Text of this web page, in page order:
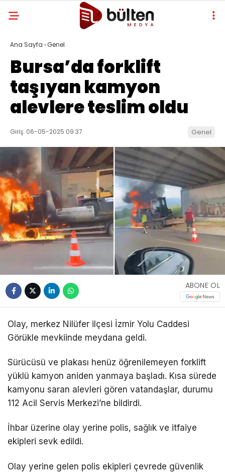
Ana Sayfa ›Genel
Bursa’da forklift
taşıyan kamyon
alevlere teslim oldu
Giriş: 06-05-2025 09:37 Genel
ABONE OL
Olay, merkez Nilüfer ilçesi İzmir Yolu Caddesi
Görükle mevkiinde meydana geldi.
Sürücüsü ve plakası henüz öğrenilemeyen forklift
yüklü kamyon aniden yanmaya başladı. Kısa sürede
kamyonu saran alevleri gören vatandaşlar, durumu
112 Acil Servis Merkezi’ne bildirdi.
İhbar üzerine olay yerine polis, sağlık ve itfaiye
ekipleri sevk edildi.
Olay yerine gelen polis ekipleri çevrede güvenlik